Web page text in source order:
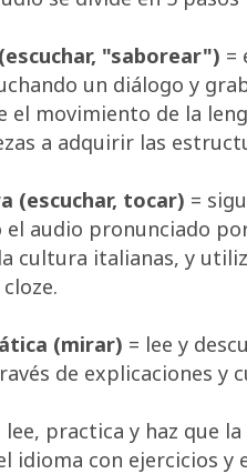
"saborear") =
un diálogo y
el movimiento de la
a adquirir las
(escuchar, tocar) =
el audio pronunciado
cultura italianas, y
(mirar) = lee y
de explicaciones y
lee, practica y haz que
idioma con ejercicios y